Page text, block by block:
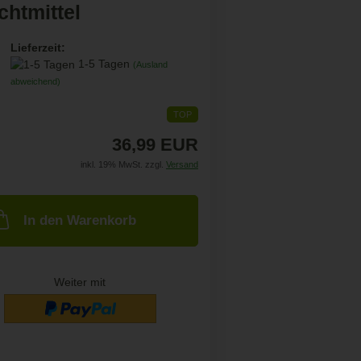
Lieferzeit:
1-5 Tagen (Ausland
abweichend)
TOP
36,99 EUR
inkl. 19% MwSt. zzgl. Versand
In den Warenkorb
Weiter mit